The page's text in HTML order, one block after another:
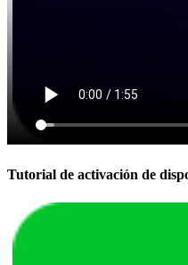
Tutorial de activación de